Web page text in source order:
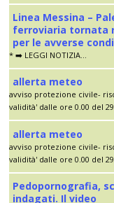
Linea Messina –
ferroviaria tornata
per le avverse
* ➡️ LEGGI NOTIZIA...
allerta meteo
avviso protezione civile-
validità' dalle ore 0.00 del
allerta meteo
avviso protezione civile-
validità' dalle ore 0.00 del
Pedopornografia,
indagati. Il video